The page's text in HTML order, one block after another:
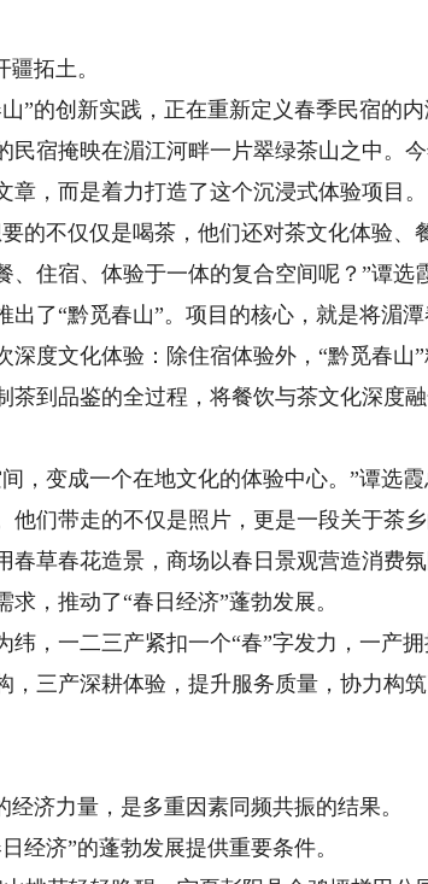
拓土。
的创新实践，正在重新定义春季民宿的内
宿掩映在湄江河畔一片翠绿茶山之中。今
，而是着力打造了这个沉浸式体验项目。
不仅仅是喝茶，他们还对茶文化体验、
住宿、体验于一体的复合空间呢？”谭选
了“黔觅春山”。项目的核心，就是将湄潭
度文化体验：除住宿体验外，“黔觅春山
茶到品鉴的全过程，将餐饮与茶文化深度
变成一个在地文化的体验中心。”谭选霞
他们带走的不仅是照片，更是一段关于茶
草春花造景，商场以春日景观营造消费
，推动了“春日经济”蓬勃发展。
，一二三产紧扣一个“春”字发力，一产拥
三产深耕体验，提升服务质量，协力构筑
济力量，是多重因素同频共振的结果。
济”的蓬勃发展提供重要条件。